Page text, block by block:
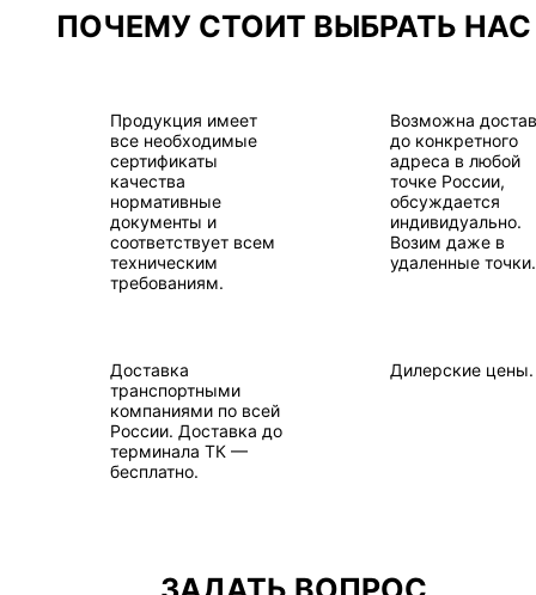
ПОЧЕМУ СТОИТ ВЫБРАТЬ НАС
Продукция имеет
все необходимые
сертификаты
качества
нормативные
документы и
соответствует всем
техническим
требованиям.
Возможна
до конкретного
адреса в любой
точке России,
обсуждается
индивидуально.
Возим даже в
удаленные точки.
Доставка
транспортными
компаниями по всей
России. Доставка до
терминала ТК —
бесплатно.
Дилерские цены.